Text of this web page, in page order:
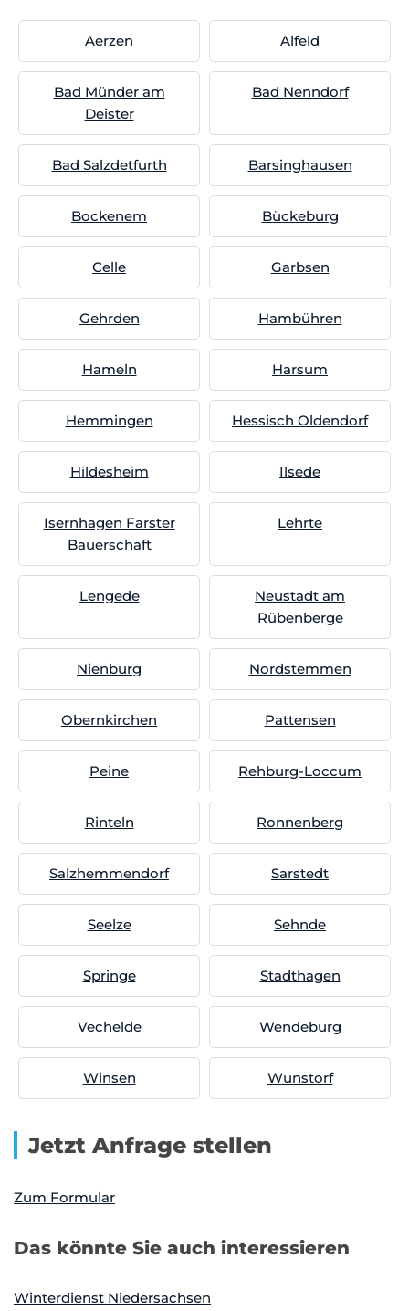
Aerzen Alfeld
Bad Münder am
Deister
Bad Nenndorf
Bad Salzdetfurth Barsinghausen
Bockenem Bückeburg
Celle Garbsen
Gehrden Hambühren
Hameln Harsum
Hemmingen Hessisch Oldendorf
Hildesheim Ilsede
Isernhagen Farster
Bauerschaft
Lehrte
Lengede
Neustadt am
Rübenberge
Nienburg Nordstemmen
Obernkirchen Pattensen
Peine Rehburg-Loccum
Rinteln Ronnenberg
Salzhemmendorf Sarstedt
Seelze Sehnde
Springe Stadthagen
Vechelde Wendeburg
Winsen Wunstorf
Jetzt Anfrage stellen
Zum Formular
Das könnte Sie auch interessieren
Winterdienst Niedersachsen